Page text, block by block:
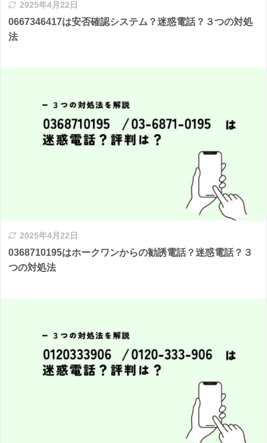
2025年4月22日
0667346417は安否確認システム？迷惑電話？３つの対処
法
2025年4月22日
0368710195はホークワンからの勧誘電話？迷惑電話？３
つの対処法